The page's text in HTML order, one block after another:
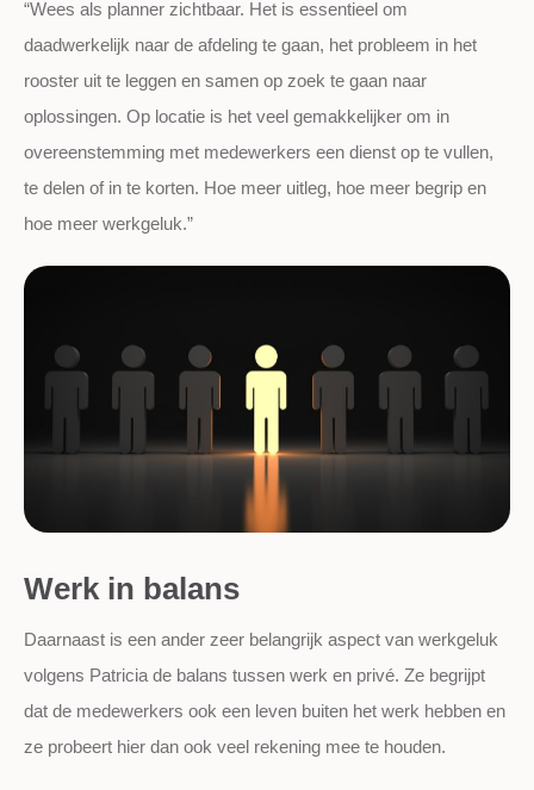
“Wees als planner zichtbaar. Het is essentieel om
daadwerkelijk naar de afdeling te gaan, het probleem in het
rooster uit te leggen en samen op zoek te gaan naar
oplossingen. Op locatie is het veel gemakkelijker om in
overeenstemming met medewerkers een dienst op te vullen,
te delen of in te korten. Hoe meer uitleg, hoe meer begrip en
hoe meer werkgeluk.”
Werk in balans
Daarnaast is een ander zeer belangrijk aspect van werkgeluk
volgens Patricia de balans tussen werk en privé. Ze begrijpt
dat de medewerkers ook een leven buiten het werk hebben en
ze probeert hier dan ook veel rekening mee te houden.